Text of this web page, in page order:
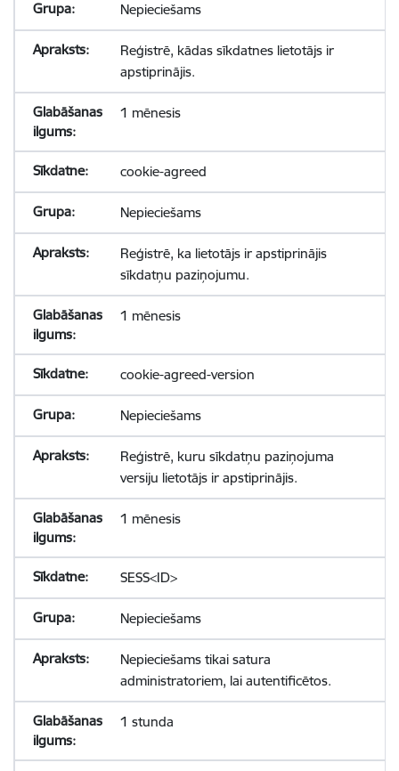
Nepieciešams
Reģistrē, kādas sīkdatnes lietotājs ir
apstiprinājis.
1 mēnesis
cookie-agreed
Nepieciešams
Reģistrē, ka lietotājs ir apstiprinājis
sīkdatņu paziņojumu.
1 mēnesis
cookie-agreed-version
Nepieciešams
Reģistrē, kuru sīkdatņu paziņojuma
versiju lietotājs ir apstiprinājis.
1 mēnesis
SESS<ID>
Nepieciešams
Nepieciešams tikai satura
administratoriem, lai autentificētos.
1 stunda